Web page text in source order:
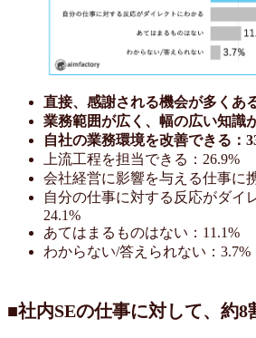
直接、感謝される機会が多くあ
業務範囲が広く、幅の広い知識
自社の業務環境を改善できる：
上流工程を担当できる：26.9%
会社経営に影響を与える仕事に
自分の仕事に対する反応がダイ
24.1%
あてはまるものはない：11.1%
わからない/答えられない：3.7%
■社内SEの仕事に対して、約8